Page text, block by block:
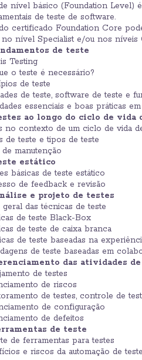
nível básico (Foundation Level)
de teste de software.
certificado Foundation Core
nível Specialist e/ou nos
de teste
Testing
o teste é necessário?
de teste
de teste, software de teste e
essenciais e boas práticas
ao longo do ciclo de
no contexto de um ciclo de vida
de teste e tipos de teste
de manutenção
estático
básicas de teste estático
de feedback e revisão
e projeto de testes
geral das técnicas de teste
de teste Black-Box
de teste de caixa branca
de teste baseadas na
de teste baseadas em
das atividades
de testes
de riscos
de testes, controle de
de configuração
de defeitos
de teste
de ferramentas para testes
e riscos da automação de